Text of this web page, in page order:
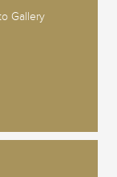
Gallery